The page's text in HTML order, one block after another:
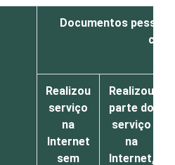
Documentos
Realizou
serviço
na
Internet
sem
Realizou
parte do
serviço
na
Internet,